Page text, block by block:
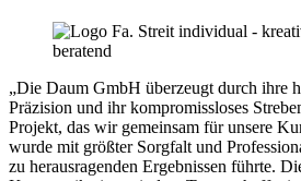
„Die Daum GmbH überzeugt durch ihre
Präzision und ihr kompromissloses
Projekt, das wir gemeinsam für unsere
wurde mit größter Sorgfalt und
zu herausragenden Ergebnissen führte.